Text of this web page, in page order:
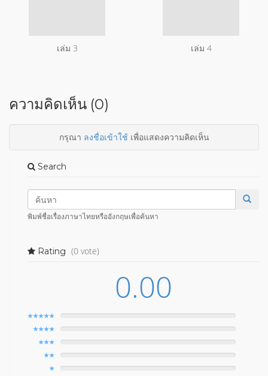
เล่ม 3 เล่ม 4
ความคิดเห็น (0)
กรุณา ลงชื่อเข้าใช้เพื่อแสดงความคิดเห็น
Search
พิมพ์ชื่อเรื่องภาษาไทยหรืออังกฤษเพื่อค้นหา
Rating (0 vote)
0.00